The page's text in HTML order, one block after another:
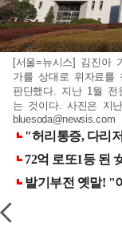
[서울=뉴시스] 김진아
가를 상대로 위자료를
판단했다. 지난 1월
는 것이다. 사진은 지
bluesoda@newsis.com